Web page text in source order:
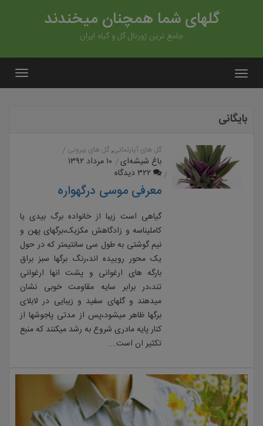
گلهای شما همچنان میخندند
جامع ترین ژورنال گل و گیاه ایران
بایگانی
گل های آپارتمانی, گل های بیرونی
باغ شیشه‌ای
۱۰ مرداد ۱۳۹۲
۳۲۲ دیدگاه
معرفی موسی درگهواره
گیاهی است زیبا از خانواده برگ بیدی یا
کاملیناسه و زادگاهش مکزیک،برگهای پهن و
نیم گوشتی به طول سی سانتیمتر که در حول
یک محور روییده اند،رنگ برگها سبز براق
بارگه های ارغوانی و پشت انها ارغوانی
تند،در برابر سایه مقاومت خوبی نشان
میدهند و گلهای سفید و زیبایی در لابلای
برگها ظاهر میشود،پس از مدتی پاجوشها از
کنار پایه مادری شروع به رشد میکنند که منبع
تکثیر ان است….